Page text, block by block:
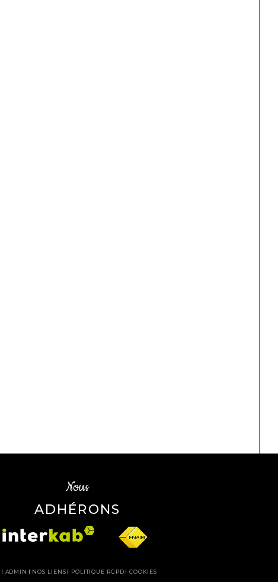
Nous
ADHÉRONS
ADMIN NOS LIENS POLITIQUE RGPD COOKIES